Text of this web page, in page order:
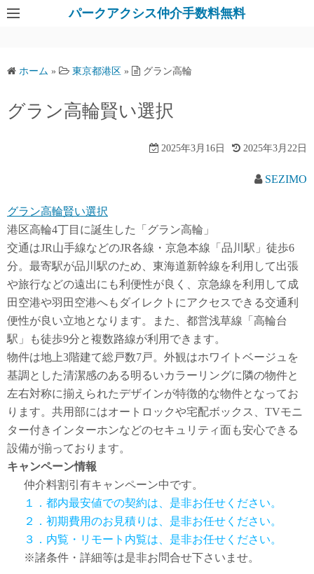
パークアクシス仲介手数料無料
ホーム » 東京都港区 » グラン高輪
グラン高輪賢い選択
2025年3月16日 2025年3月22日
SEZIMO
グラン高輪賢い選択
港区高輪4丁目に誕生した「グラン高輪」
交通はJR山手線などのJR各線・京急本線「品川駅」徒歩6
分。最寄駅が品川駅のため、東海道新幹線を利用して出張
や旅行などの遠出にも利便性が良く、京急線を利用して成
田空港や羽田空港へもダイレクトにアクセスできる交通利
便性が良い立地となります。また、都営浅草線「高輪台
駅」も徒歩9分と複数路線が利用できます。
物件は地上3階建て総戸数7戸。外観はホワイトベージュを
基調とした清潔感のある明るいカラーリングに隣の物件と
左右対称に揃えられたデザインが特徴的な物件となってお
ります。共用部にはオートロックや宅配ボックス、TVモニ
ター付きインターホンなどのセキュリティ面も安心できる
設備が揃っております。
キャンペーン情報
仲介料割引有キャンペーン中です。
１．都内最安値での契約は、是非お任せください。
２．初期費用のお見積りは、是非お任せください。
３．内覧・リモート内覧は、是非お任せください。
※諸条件・詳細等は是非お問合せ下さいませ。